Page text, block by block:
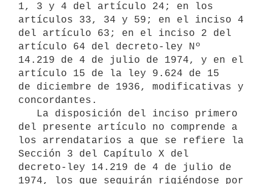
1, 3 y 4 del artículo 24; en los
artículos 33, 34 y 59; en el inciso 4
del artículo 63; en el inciso 2 del
artículo 64 del decreto-ley Nº
14.219 de 4 de julio de 1974, y en el
artículo 15 de la ley 9.624 de 15
de diciembre de 1936, modificativas y
concordantes.
del presente artículo no comprende a
los arrendatarios a que se refiere la
Sección 3 del Capítulo X del
decreto-ley 14.219 de 4 de julio de
1974, los que seguirán rigiéndose por